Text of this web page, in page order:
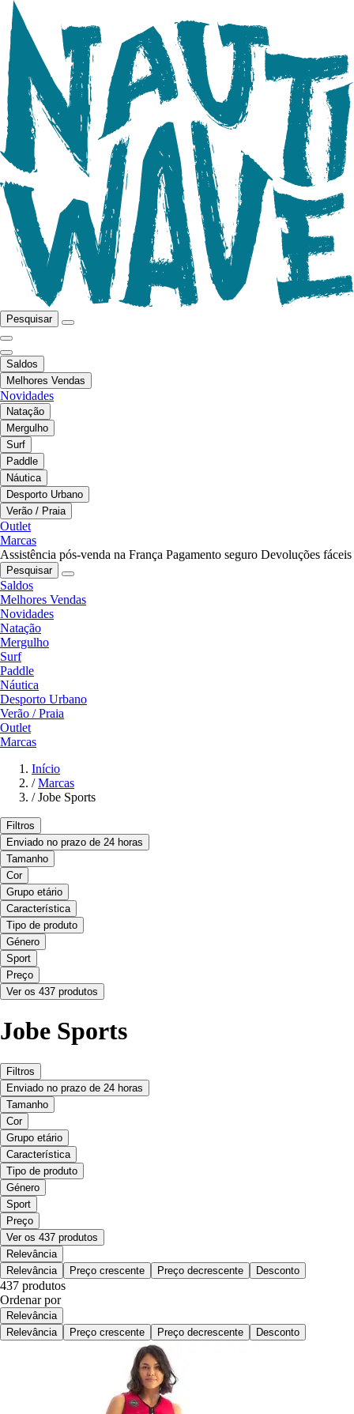
Pesquisar
Saldos
Melhores Vendas
Novidades
Natação
Mergulho
Surf
Paddle
Náutica
Desporto Urbano
Verão / Praia
Outlet
Marcas
Assistência pós-venda na França Pagamento seguro Devoluções fáceis
Pesquisar
Saldos
Melhores Vendas
Novidades
Natação
Mergulho
Surf
Paddle
Náutica
Desporto Urbano
Verão / Praia
Outlet
Marcas
Início
/ Marcas
/ Jobe Sports
Filtros
Enviado no prazo de 24 horas
Tamanho
Cor
Grupo etário
Característica
Tipo de produto
Género
Sport
Preço
Ver os 437 produtos
Jobe Sports
Filtros
Enviado no prazo de 24 horas
Tamanho
Cor
Grupo etário
Característica
Tipo de produto
Género
Sport
Preço
Ver os 437 produtos
Relevância
Relevância
Preço crescente Preço decrescente Desconto
437 produtos
Ordenar por
Relevância
Relevância
Preço crescente Preço decrescente Desconto